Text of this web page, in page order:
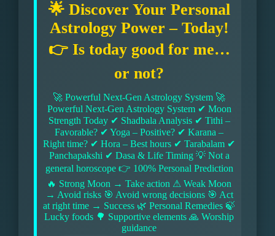
🌟 Discover Your Personal
Astrology Power – Today!
👉 Is today good for me…
or not?
🚀 Powerful Next-Gen Astrology System 🚀
Powerful Next-Gen Astrology System ✔ Moon
Strength Today ✔ Shadbala Analysis ✔ Tithi –
Favorable? ✔ Yoga – Positive? ✔ Karana –
Right time? ✔ Hora – Best hours ✔ Tarabalam ✔
Panchapakshi ✔ Dasa & Life Timing 💡 Not a
general horoscope 👉 100% Personal Prediction
🔥 Strong Moon → Take action ⚠ Weak Moon
→ Avoid risks 🎯 Avoid wrong decisions 🎯 Act
at right time → Success 🌿 Personal Remedies 🍃
Lucky foods 🌳 Supportive elements 🙏 Worship
guidance